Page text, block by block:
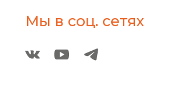
Мы в соц. сетях